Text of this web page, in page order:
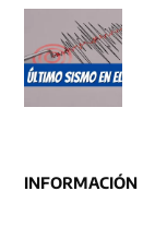
INFORMACIÓN